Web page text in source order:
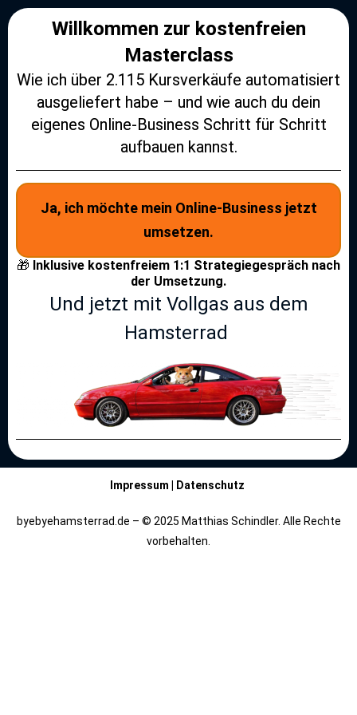
Willkommen zur kostenfreien
Masterclass
Wie ich über 2.115 Kursverkäufe automatisiert
ausgeliefert habe – und wie auch du dein
eigenes Online-Business Schritt für Schritt
aufbauen kannst.
Ja, ich möchte mein Online-Business jetzt
umsetzen.
🎁 Inklusive kostenfreiem 1:1 Strategiegespräch nach
der Umsetzung.
Und jetzt mit Vollgas aus dem
Hamsterrad
Impressum Datenschutz
byebyehamsterrad.de – © 2025 Matthias Schindler. Alle Rechte
vorbehalten.